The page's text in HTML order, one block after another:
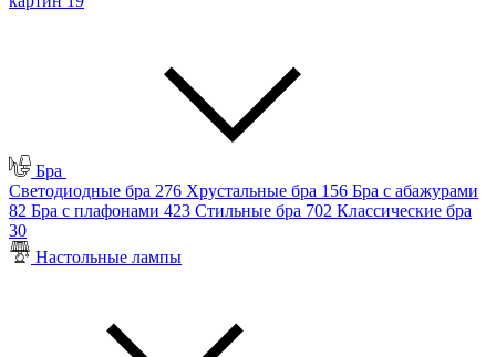
Бра
Светодиодные бра 276 Хрустальные бра 156 Бра с абажурами
82 Бра с плафонами 423 Стильные бра 702 Классические бра
30
Настольные лампы